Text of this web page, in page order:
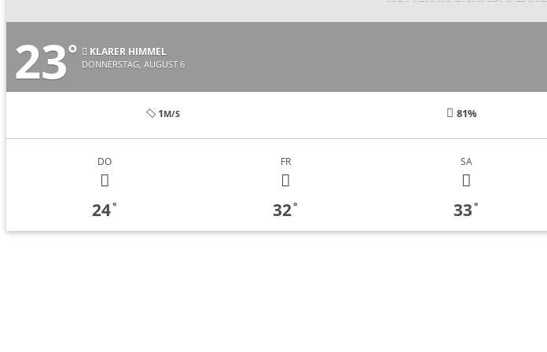
23° KLARER HIMMEL
DONNERSTAG, AUGUST 6
1M/S 81%
DO
24°
FR
32°
SA
33°